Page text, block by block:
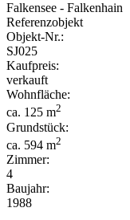
Falkensee - Falkenhain
Referenzobjekt
Objekt-Nr.:
SJ025
Kaufpreis:
verkauft
Wohnfläche:
ca. 125 m2
Grundstück:
ca. 594 m2
Zimmer:
4
Baujahr:
1988